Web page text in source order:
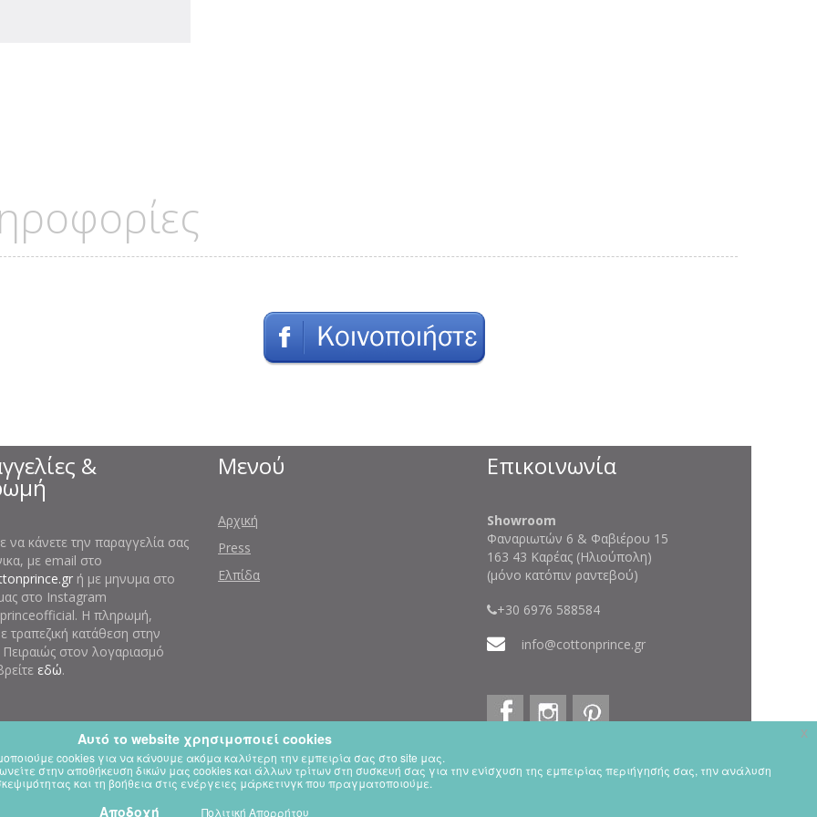
&
να κάνετε την παραγγελία σας
με email στο
ή με μηνυμα στο
στο Instagram
Η πληρωμή,
τραπεζική κατάθεση στην
στον λογαριασμό
εδώ.
Μενού
Αρχική
Press
Ελπίδα
Επικοινωνία
Showroom
Φαναριωτών 6 & Φαβιέρου 15
163 43 Καρέας (Ηλιούπολη)
(μόνο κατόπιν ραντεβού)
+30 6976 588584
info@cottonprince.gr
This website is using cookies.
If you continue using our website, we'll assume that you are happy to receive all cookies on this website.
Continue Learn more
Αυτό το website χρησιμοποιεί cookies
cookies για να κάνουμε ακόμα καλύτερη την εμπειρία σας στο site μας.
στην αποθήκευση δικών μας cookies και άλλων τρίτων στη συσκευή σας για την ενίσχυση της εμπειρίας περιήγησής σας, την ανάλυση
και τη βοήθεια στις ενέργειες μάρκετινγκ που πραγματοποιούμε.
Αποδοχή Πολιτική Απορρήτου
x